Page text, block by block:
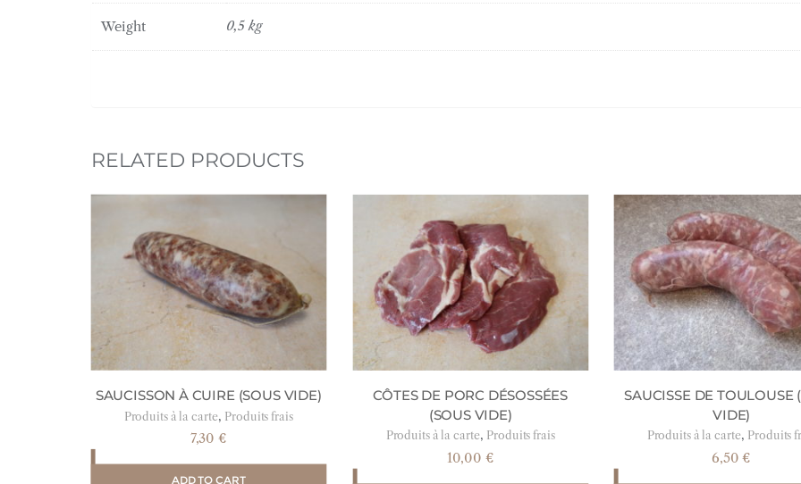
Weight 0,5 kg
RELATED PRODUCTS
SAUCISSON À CUIRE (SOUS VIDE)
Produits à la carte, Produits frais
7,30€
ADD TO CART
CÔTES DE PORC DÉSOSSÉES
(SOUS VIDE)
Produits à la carte, Produits frais
10,00 €
SAUCISSE DE TOULOUSE
VIDE)
Produits à la carte, Produits
6,50€